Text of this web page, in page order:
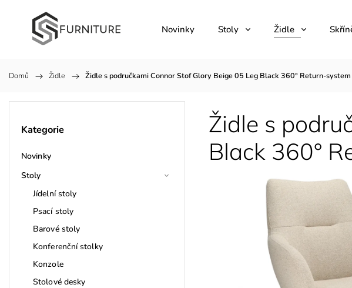
Novinky Stoly Židle
Domů / Židle / Židle s područkami Connor Stof Glory Beige 05 Leg Black 360° Return-system
Kategorie
Novinky
Stoly
Jídelní stoly
Psací stoly
Barové stoly
Konferenční stolky
Konzole
Stolové desky
Židle s
Black 360°